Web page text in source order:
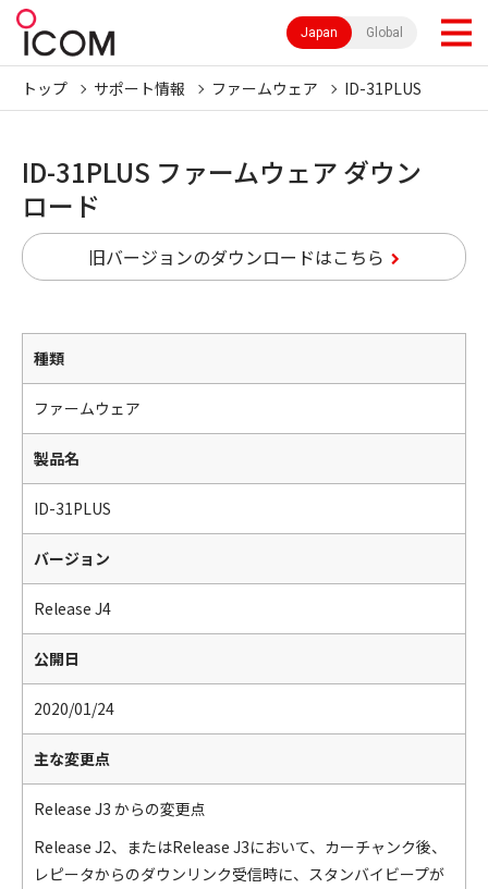
Japan Global
トップ サポート情報 ファームウェア ID-31PLUS
ID-31PLUS ファームウェア ダウン
ロード
旧バージョンのダウンロードはこちら
種類
ファームウェア
製品名
ID-31PLUS
バージョン
Release J4
公開日
2020/01/24
主な変更点
Release J3 からの変更点
Release J2、またはRelease J3において、カーチャンク後、
レピータからのダウンリンク受信時に、スタンバイビープが